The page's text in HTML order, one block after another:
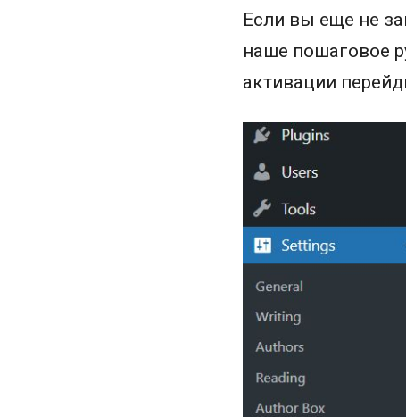
Если вы еще не
наше пошаговое
активации